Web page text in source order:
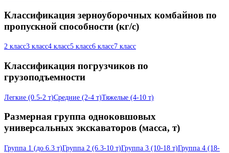
Классификация зерноуборочных комбайнов по
пропускной способности (кг/с)
2 класс3 класс4 класс5 класс6 класс7 класс
Классификация погрузчиков по
грузоподъемности
Легкие (0.5-2 т)Средние (2-4 т)Тяжелые (4-10 т)
Размерная группа одноковшовых
универсальных экскаваторов (масса, т)
Группа 1 (до 6.3 т)Группа 2 (6.3-10 т)Группа 3 (10-18 т)Группа 4 (18-